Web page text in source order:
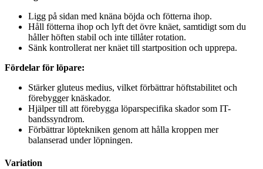
Ligg på sidan med knäna böjda och fötterna ihop.
Håll fötterna ihop och lyft det övre knäet, samtidigt som du
håller höften stabil och inte tillåter rotation.
Sänk kontrollerat ner knäet till startposition och upprepa.
Fördelar för löpare:
Stärker gluteus medius, vilket förbättrar höftstabilitet och
förebygger knäskador.
Hjälper till att förebygga löparspecifika skador som IT-
bandssyndrom.
Förbättrar löptekniken genom att hålla kroppen mer
balanserad under löpningen.
Variation